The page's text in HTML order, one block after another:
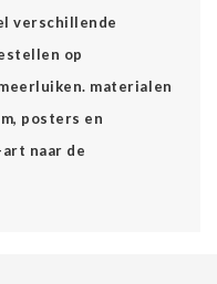
verschillende
op
materialen
posters en
naar de